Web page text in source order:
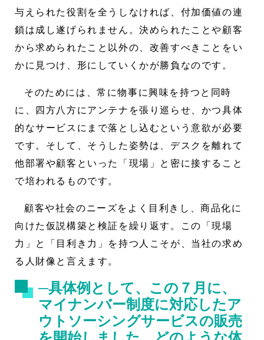
与えられた役割を全うしなければ、付加価値の連
鎖は成し遂げられません。決められたことや顧客
から求められたこと以外の、改善すべきことをい
かに見つけ、形にしていくかが勝負なのです。
そのためには、常に物事に興味を持つと同時
に、四方八方にアンテナを張り巡らせ、かつ具体
的なサービスにまで落とし込むという意欲が必要
です。そして、そうした姿勢は、デスクを離れて
他部署や顧客といった「現場」と密に接すること
で培われるものです。
顧客や社会のニーズをよく目利きし、商品化に
向けた仮説構築と検証を繰り返す。この「現場
力」と「目利き力」を持つ人こそが、当社の求め
る人財像と言えます。
─具体例として、この７月に、
マイナンバー制度に対応したア
ウトソーシングサービスの販売